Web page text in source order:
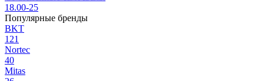
18.00-25
Популярные бренды
BKT
121
Nortec
40
Mitas